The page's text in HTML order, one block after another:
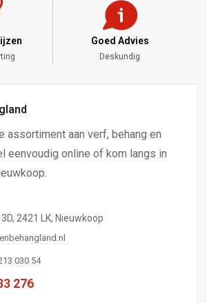
Goed Advies
Deskundig
assortiment aan verf, behang en
eenvoudig online of kom langs in
2421 LK, Nieuwkoop
030 54
276